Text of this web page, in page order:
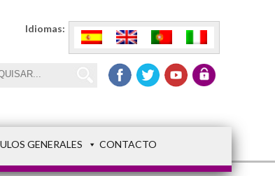
Idiomas:
GENERALES CONTACTO